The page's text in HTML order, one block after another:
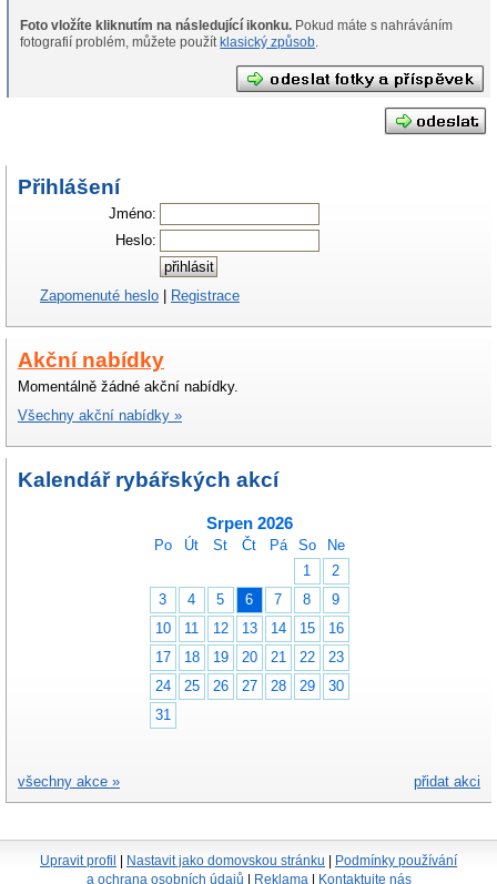
Foto vložíte kliknutím na následující ikonku.
fotografií problém, můžete použítklasický způsob.
Přihlášení
Jméno:
Heslo:
Zapomenuté heslo Registrace
Akční nabídky
Momentálně žádné akční nabídky.
Všechny akční nabídky »
Kalendář rybářských akcí
Srpen 2026
Po Út St Čt Pá So
Ne
1
2
3
4 5 6 7 8
9
10
11 12 13 14 15
16
17
18 19 20 21 22
23
24
25 26 27 28 29
30
31
přidat akci
všechny akce »
Upravit profil Nastavit jako domovskou stránku
Podmínky používání
a ochrana osobních údajů
Reklama Kontaktujte nás